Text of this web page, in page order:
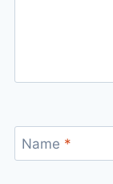
Name *